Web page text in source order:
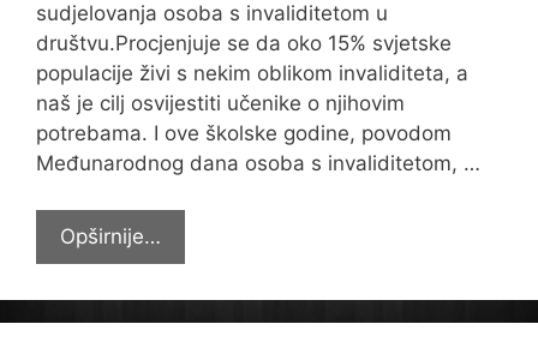
sudjelovanja osoba s invaliditetom u
društvu.Procjenjuje se da oko 15% svjetske
populacije živi s nekim oblikom invaliditeta, a
naš je cilj osvijestiti učenike o njihovim
potrebama. I ove školske godine, povodom
Međunarodnog dana osoba s invaliditetom, …
Opširnije…
Dan
osoba
s